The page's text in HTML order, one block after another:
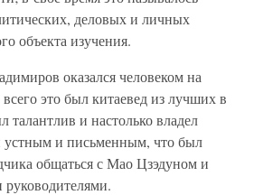
деловых и личных
объекта изучения.
оказался человеком на
это был китаевед из лучших в
и настолько владел
устным и письменным, что был
общаться с Мао Цзэдуном и